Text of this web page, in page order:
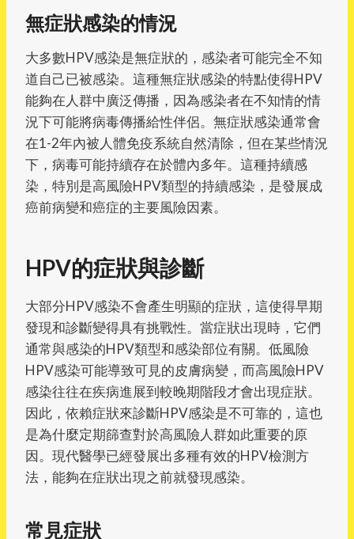
無症狀感染的情況
大多數HPV感染是無症狀的，感染者可能完全不知
道自己已被感染。這種無症狀感染的特點使得HPV
能夠在人群中廣泛傳播，因為感染者在不知情的情
況下可能將病毒傳播給性伴侶。無症狀感染通常會
在1-2年內被人體免疫系統自然清除，但在某些情況
下，病毒可能持續存在於體內多年。這種持續感
染，特別是高風險HPV類型的持續感染，是發展成
癌前病變和癌症的主要風險因素。
HPV的症狀與診斷
大部分HPV感染不會產生明顯的症狀，這使得早期
發現和診斷變得具有挑戰性。當症狀出現時，它們
通常與感染的HPV類型和感染部位有關。低風險
HPV感染可能導致可見的皮膚病變，而高風險HPV
感染往往在疾病進展到較晚期階段才會出現症狀。
因此，依賴症狀來診斷HPV感染是不可靠的，這也
是為什麼定期篩查對於高風險人群如此重要的原
因。現代醫學已經發展出多種有效的HPV檢測方
法，能夠在症狀出現之前就發現感染。
常見症狀